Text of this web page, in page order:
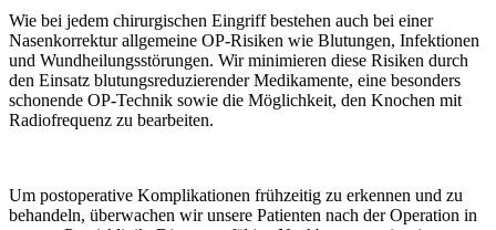
Wie bei jedem chirurgischen Eingriff bestehen auch bei einer
Nasenkorrektur allgemeine OP-Risiken wie Blutungen, Infektionen
und Wundheilungsstörungen. Wir minimieren diese Risiken durch
den Einsatz blutungsreduzierender Medikamente, eine besonders
schonende OP-Technik sowie die Möglichkeit, den Knochen mit
Radiofrequenz zu bearbeiten.
Um postoperative Komplikationen frühzeitig zu erkennen und zu
behandeln, überwachen wir unsere Patienten nach der Operation in